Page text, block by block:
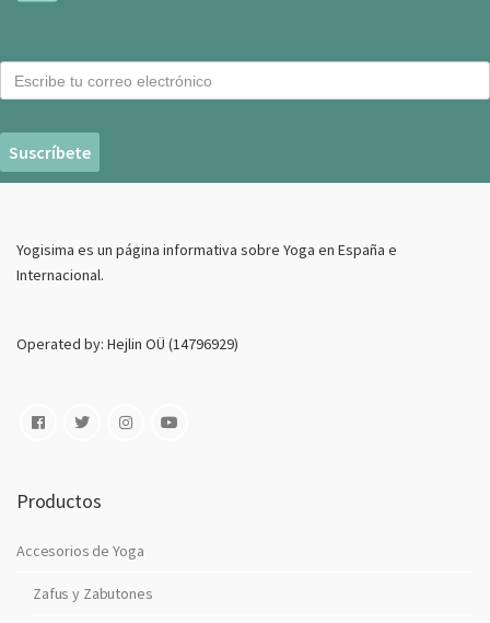
o
e
Yogisima es un página informativa sobre Yoga en España e
Internacional.
Operated by: Hejlin OÜ (14796929)
Productos
Accesorios de Yoga
Zafus y Zabutones